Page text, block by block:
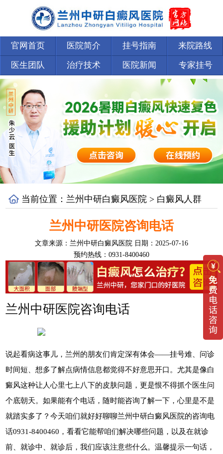
官网首页 医院简介 挂号指南 来院路线
医生团队 治疗技术 医院新闻 专家挂号
当前位置： 兰州中研白癜风医院 > 白癜风人群
兰州中研医院咨询电话
文章来源： 兰州中研白癜风医院 日期：2025-07-16
预约热线：0931-8400460
兰州中研医院咨询电话
说起看病这事儿，兰州的朋友们肯定深有体会——挂号难、问诊
时间短、想多了解点病情信息都觉得不好意思开口。尤其是像白
癜风这种让人心里七上八下的皮肤问题，更是恨不得抓个医生问
个底朝天。如果能有个电话，随时能咨询了解一下，心里是不是
就踏实多了？今天咱们就好好聊聊兰州中研白癜风医院的咨询电
话0931-8400460，看看它能帮咱们解决哪些问题，以及在就诊
前、就诊中、就诊后，我们应该注意些什么。温馨提示一句话，